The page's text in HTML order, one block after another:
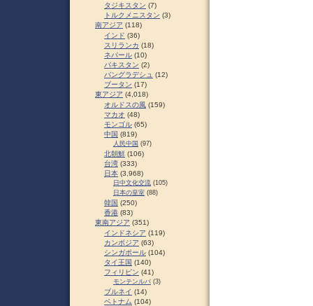
タジキスタン (7)
トルクメニスタン (3)
南アジア (118)
インド (36)
スリランカ (18)
ネパール (10)
パキスタン (2)
バングラデシュ (12)
ブータン (17)
東アジア (4,018)
オルドスの風 (159)
マカオ (48)
モンゴル (65)
中国 (819)
人民中国 (97)
北朝鮮 (106)
台湾 (333)
日本 (3,968)
日中文化交流 (105)
日本の皇室 (88)
韓国 (250)
香港 (83)
東南アジア (351)
インドネシア (119)
カンボジア (63)
シンガポール (104)
タイ王国 (140)
フィリピン (41)
モンテンルパ (3)
ブルネイ (14)
ベトナム (104)